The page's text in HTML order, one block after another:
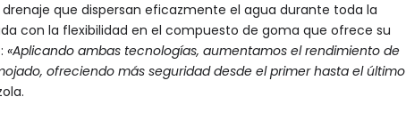
que dispersan eficazmente el agua durante toda la
con la flexibilidad en el compuesto de goma que ofrece su
«Aplicando ambas tecnologías, aumentamos el rendimiento de
ofreciendo más seguridad desde el primer hasta el último